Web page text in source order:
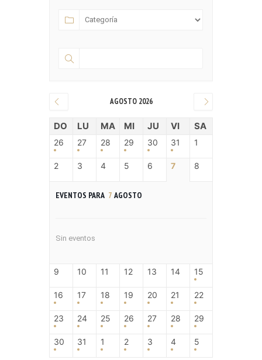
AGOSTO 2026
DO LU MA MI JU VI SA
26 27 28 29 30 31 1
2 3 4 5 6 7 8
EVENTOS PARA 7 AGOSTO
Sin eventos
9 10 11 12 13 14 15
16 17 18 19 20 21 22
23 24 25 26 27 28 29
30 31 1 2 3 4 5